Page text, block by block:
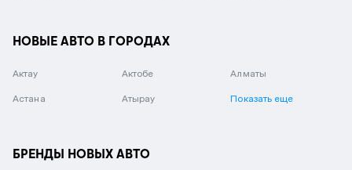
НОВЫЕ АВТО В ГОРОДАХ
Актау Актобе Алматы
Астана Атырау Показать еще
БРЕНДЫ НОВЫХ АВТО